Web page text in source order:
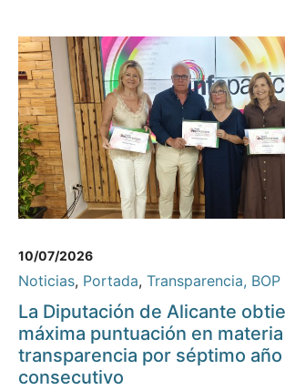
10/07/2026
Noticias, Portada, Transparencia,
La Diputación de Alicante
máxima puntuación en
transparencia por séptimo año
consecutivo